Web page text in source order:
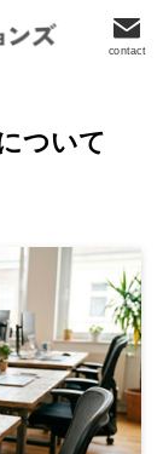
contact
ついて